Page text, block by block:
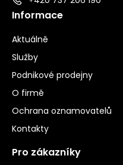
Informace
Aktuálně
Služby
Podnikové prodejny
O firmě
Ochrana oznamovatelů
Kontakty
Pro zákazníky